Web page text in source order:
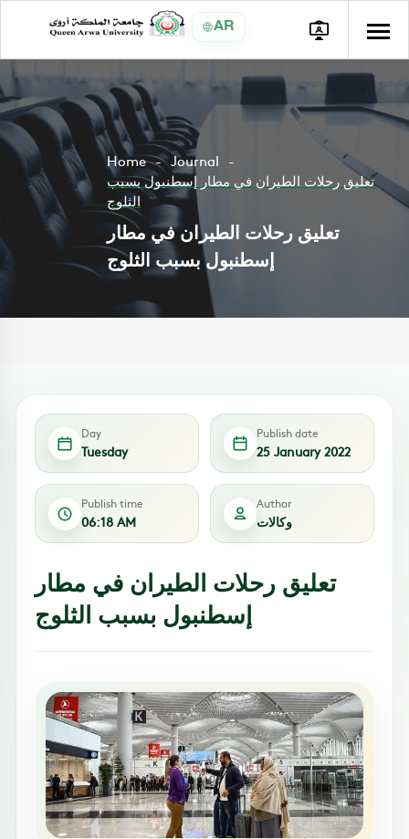
AR
Home
Journal
تعليق رحلات الطيران في مطار إسطنبول بسبب
الثلوج
تعليق رحلات الطيران في مطار
إسطنبول بسبب الثلوج
Day
Tuesday
Publish date
25 January 2022
Publish time
06:18 AM
Author
وكالات
تعليق رحلات الطيران في مطار
إسطنبول بسبب الثلوج